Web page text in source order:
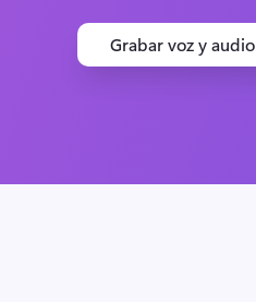
Grabar voz y audio